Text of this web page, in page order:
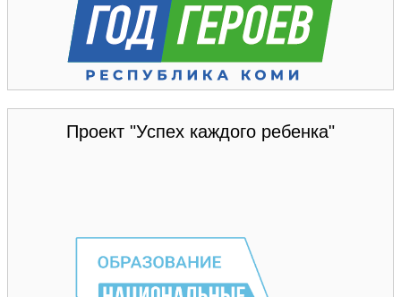
Проект "Успех каждого ребенка"